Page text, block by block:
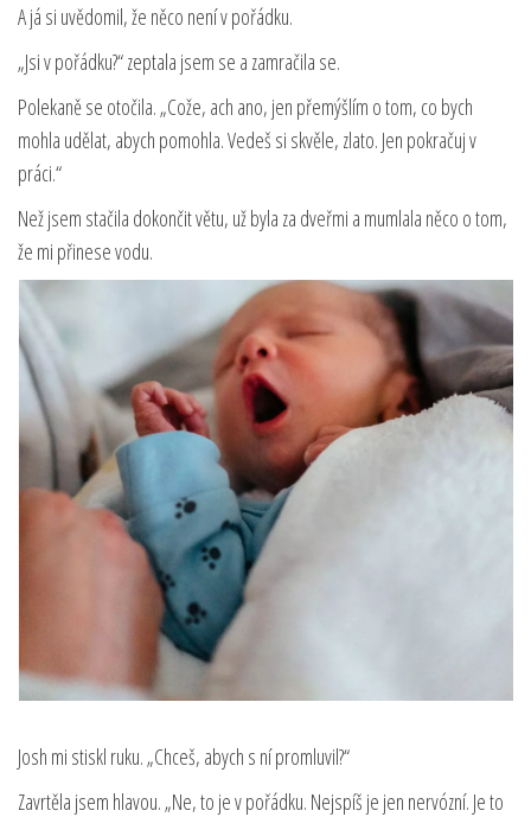
A já si uvědomil, že něco není v pořádku.
„Jsi v pořádku?“ zeptala jsem se a zamračila se.
Polekaně se otočila. „Cože, ach ano, jen přemýšlím o tom, co bych
mohla udělat, abych pomohla. Vedeš si skvěle, zlato. Jen pokračuj v
práci.“
Než jsem stačila dokončit větu, už byla za dveřmi a mumlala něco o tom,
že mi přinese vodu.
Josh mi stiskl ruku. „Chceš, abych s ní promluvil?“
Zavrtěla jsem hlavou. „Ne, to je v pořádku. Nejspíš je jen nervózní. Je to